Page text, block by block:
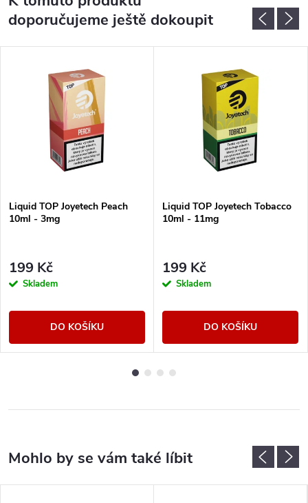
doporučujeme ještě dokoupit
Liquid TOP Joyetech Peach
10ml - 3mg
199 Kč
Skladem
DO KOŠÍKU
Liquid TOP Joyetech Tobacco
10ml - 11mg
199 Kč
Skladem
DO KOŠÍKU